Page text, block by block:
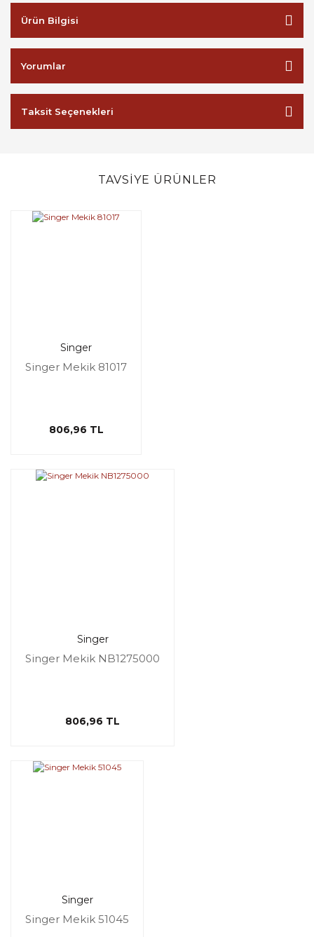
Ürün Bilgisi
Yorumlar
Taksit Seçenekleri
TAVSİYE ÜRÜNLER
Singer
Singer Mekik 81017
806,96 TL
Singer
Singer Mekik NB1275000
806,96 TL
Singer
Singer Mekik 51045